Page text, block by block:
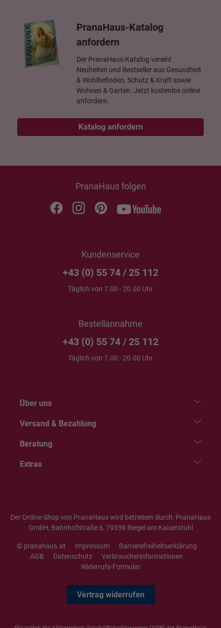
PranaHaus-Katalog
anfordern
Der PranaHaus-Katalog vereint
Neuheiten und Bestseller aus Gesundheit
& Wohlbefinden, Schutz & Kraft sowie
Wohnen & Garten. Jetzt kostenlos online
anfordern.
Katalog anfordern
PranaHaus folgen
Kundenservice
+43 (0) 55 74 / 25 112
Täglich von 7.00 - 20.00 Uhr
Bestellannahme
+43 (0) 55 74 / 25 112
Täglich von 7.00 - 20.00 Uhr
Über uns
Versand & Bezahlung
Beratung
Extras
Der Online-Shop von PranaHaus wird betrieben durch: PranaHaus
GmbH, Bahnhofstraße 6, 79359 Riegel am Kaiserstuhl
© pranahaus.at Impressum
Barrierefreiheitserklärung
AGB
Datenschutz
Verbraucherinformationen
Widerrufs-Formular
Vertrag widerrufen